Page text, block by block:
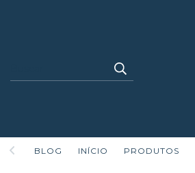
BLOG INÍCIO PRODUTOS